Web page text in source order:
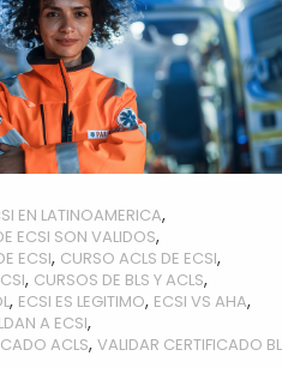
EN LATINOAMERICA
ECSI SON VALIDOS
ECSI CURSO ACLS DE ECSI
CURSOS DE BLS Y ACLS
ECSI ES LEGITIMO ECSI VS AHA
A ECSI
ACLS VALIDAR CERTIFICADO